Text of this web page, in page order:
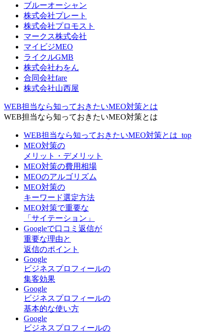
ブルーオーシャン
株式会社プレート
株式会社プロモスト
マークス株式会社
マイビジMEO
ライクルGMB
株式会社わをん
合同会社fare
株式会社山西屋
WEB担当なら知っておきたいMEO対策とは
WEB担当なら知っておきたいMEO対策とは
WEB担当なら知っておきたいMEO対策とは_top
MEO対策の
メリット・デメリット
MEO対策の費用相場
MEOのアルゴリズム
MEO対策の
キーワード選定方法
MEO対策で重要な
「サイテーション」
Googleで口コミ返信が
重要な理由と
返信のポイント
Google
ビジネスプロフィールの
集客効果
Google
ビジネスプロフィールの
基本的な使い方
Google
ビジネスプロフィールの